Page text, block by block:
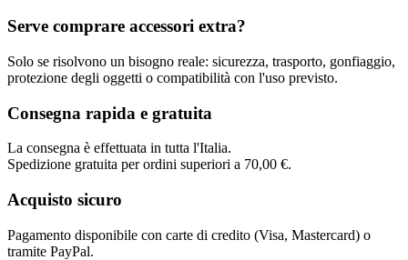
Serve comprare accessori extra?
Solo se risolvono un bisogno reale: sicurezza, trasporto, gonfiaggio,
protezione degli oggetti o compatibilità con l'uso previsto.
Consegna rapida e gratuita
La consegna è effettuata in tutta l'Italia.
Spedizione gratuita per ordini superiori a 70,00 €.
Acquisto sicuro
Pagamento disponibile con carte di credito (Visa, Mastercard) o
tramite PayPal.